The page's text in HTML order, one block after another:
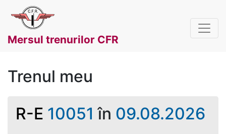
Mersul trenurilor CFR
Trenul meu
R-E 10051 în 09.08.2026